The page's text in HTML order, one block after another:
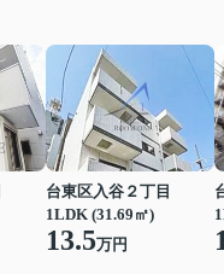
台東区入谷２丁目
1LDK (31.69㎡)
13.5万円